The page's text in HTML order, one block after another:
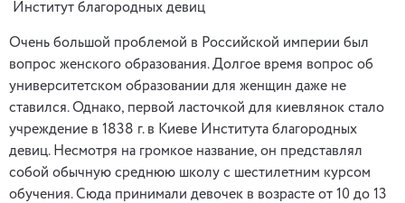
Институт благородных девиц
Очень большой проблемой в Российской империи был
вопрос женского образования. Долгое время вопрос об
университетском образовании для женщин даже не
ставился. Однако, первой ласточкой для киевлянок стало
учреждение в 1838 г. в Киеве Института благородных
девиц. Несмотря на громкое название, он представлял
собой обычную среднюю школу с шестилетним курсом
обучения. Сюда принимали девочек в возрасте от 10 до 13